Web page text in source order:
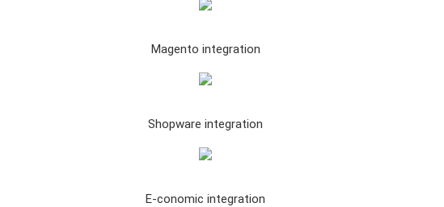
Magento integration
Shopware integration
E-conomic integration